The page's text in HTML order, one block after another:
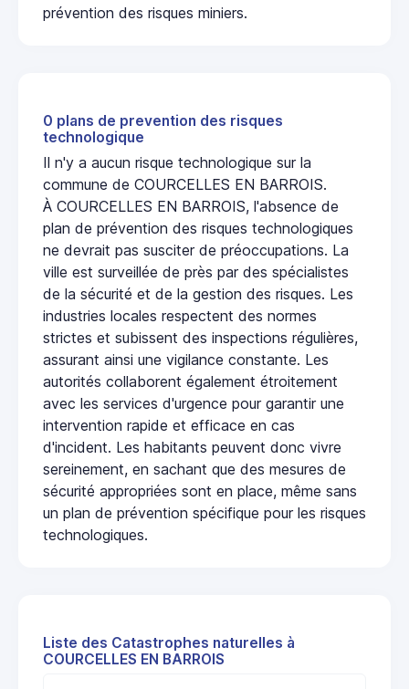
prévention des risques miniers.
0 plans de prevention des risques
technologique
Il n'y a aucun risque technologique sur la
commune de COURCELLES EN BARROIS.
À COURCELLES EN BARROIS, l'absence de
plan de prévention des risques technologiques
ne devrait pas susciter de préoccupations. La
ville est surveillée de près par des spécialistes
de la sécurité et de la gestion des risques. Les
industries locales respectent des normes
strictes et subissent des inspections régulières,
assurant ainsi une vigilance constante. Les
autorités collaborent également étroitement
avec les services d'urgence pour garantir une
intervention rapide et efficace en cas
d'incident. Les habitants peuvent donc vivre
sereinement, en sachant que des mesures de
sécurité appropriées sont en place, même sans
un plan de prévention spécifique pour les risques
technologiques.
Liste des Catastrophes naturelles à
COURCELLES EN BARROIS